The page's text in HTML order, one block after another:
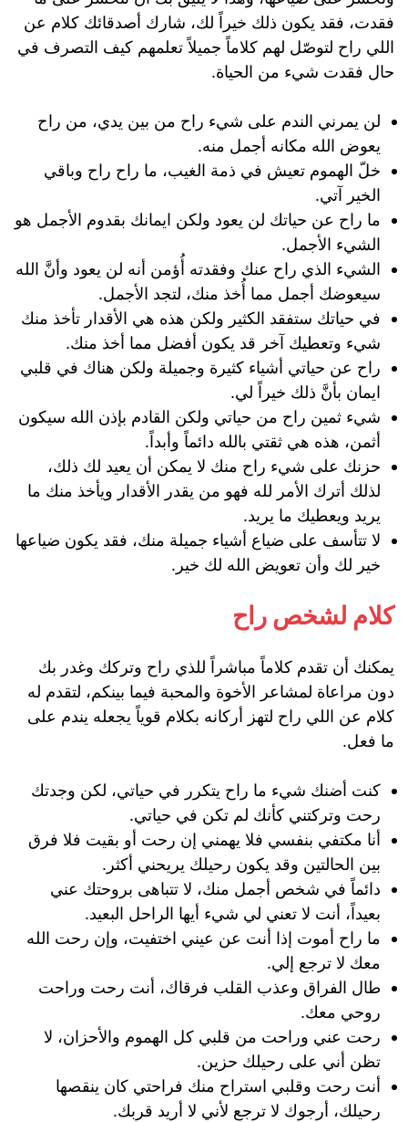
فقدت، فقد يكون ذلك خيراً لك، شارك أصدقائك كلام عن
اللي راح لتوصّل لهم كلاماً جميلاً تعلمهم كيف التصرف في
حال فقدت شيء من الحياة.
لن يمرني الندم على شيء راح من بين يدي، من راح
يعوض الله مكانه أجمل منه.
خلّ الهموم تعيش في ذمة الغيب، ما راح راح وباقي
الخير آتي.
ما راح عن حياتك لن يعود ولكن ايمانك بقدوم الأجمل هو
الشيء الأجمل.
الشيء الذي راح عنك وفقدته أُؤمن أنه لن يعود وأنَّ الله
سيعوضك أجمل مما أُخذ منك، لتجد الأجمل.
في حياتك ستفقد الكثير ولكن هذه هي الأقدار تأخذ منك
شيء وتعطيك آخر قد يكون أفضل مما أخذ منك.
راح عن حياتي أشياء كثيرة وجميلة ولكن هناك في قلبي
ايمان بأنَّ ذلك خيراً لي.
شيء ثمين راح من حياتي ولكن القادم بإذن الله سيكون
أثمن، هذه هي ثقتي بالله دائماً وأبداً.
حزنك على شيء راح منك لا يمكن أن يعيد لك ذلك،
لذلك أترك الأمر لله فهو من يقدر الأقدار ويأخذ منك ما
يريد ويعطيك ما يريد.
لا تتأسف على ضياع أشياء جميلة منك، فقد يكون ضياعها
خير لك وأن تعويض الله لك خير.
كلام لشخص راح
يمكنك أن تقدم كلاماً مباشراً للذي راح وتركك وغدر بك
دون مراعاة لمشاعر الأخوة والمحبة فيما بينكم، لتقدم له
كلام عن اللي راح لتهز أركانه بكلام قوياً يجعله يندم على
ما فعل.
كنت أضنك شيء ما راح يتكرر في حياتي، لكن وجدتك
رحت وتركتني كأنك لم تكن في حياتي.
أنا مكتفي بنفسي فلا يهمني إن رحت أو بقيت فلا فرق
بين الحالتين وقد يكون رحيلك يريحني أكثر.
دائماً في شخص أجمل منك، لا تتباهى بروحتك عني
بعيداً، أنت لا تعني لي شيء أيها الراحل البعيد.
ما راح أموت إذا أنت عن عيني اختفيت، وإن رحت الله
معك لا ترجع إلي.
طال الفراق وعذب القلب فرقاك، أنت رحت وراحت
روحي معك.
رحت عني وراحت من قلبي كل الهموم والأحزان، لا
تظن أني على رحيلك حزين.
أنت رحت وقلبي استراح منك فراحتي كان ينقصها
رحيلك، أرجوك لا ترجع لأني لا أريد قربك.